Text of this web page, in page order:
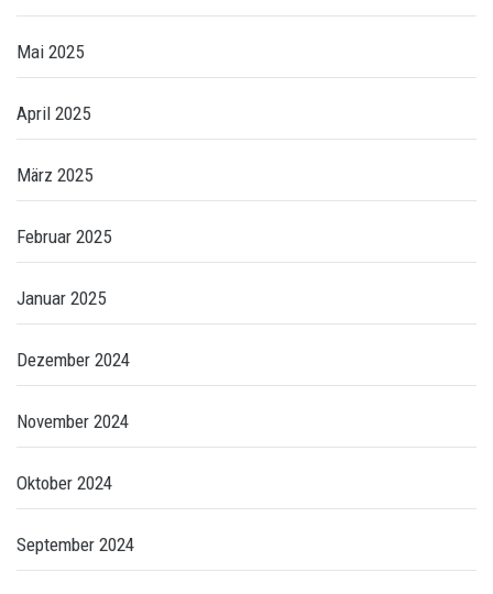
Mai 2025
April 2025
März 2025
Februar 2025
Januar 2025
Dezember 2024
November 2024
Oktober 2024
September 2024